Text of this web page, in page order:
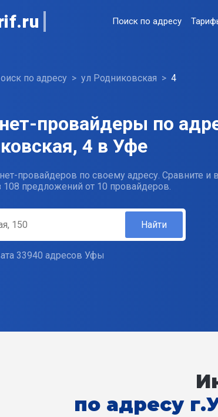
Поиск по адресу
по адресу ул Родниковская 4
провайдеры по
4 в Уфе
провайдеров по своему адресу. Сравните и
108 предложений от 10 провайдеров.
Найти
33940 адресов Уфы
по адресу